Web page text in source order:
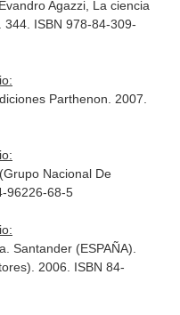
Agazzi, La ciencia
ISBN 978-84-309-
Parthenon. 2007.
Nacional De
96226-68-5
Santander (ESPAÑA).
2006. ISBN 84-